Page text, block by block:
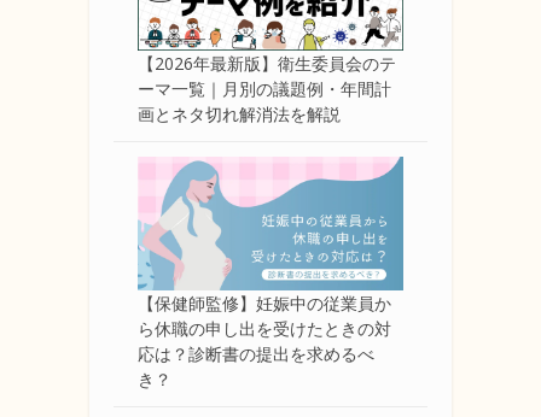
【2026年最新版】衛生委員会のテ
ーマ一覧｜月別の議題例・年間計
画とネタ切れ解消法を解説
【保健師監修】妊娠中の従業員か
ら休職の申し出を受けたときの対
応は？診断書の提出を求めるべ
き？